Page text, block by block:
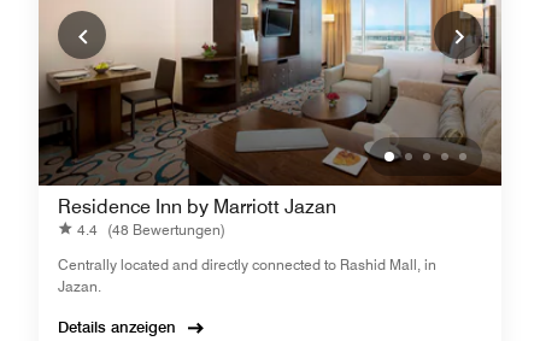
Residence Inn by Marriott Jazan
4.4 (48 Bewertungen)
Centrally located and directly connected to Rashid Mall, in
Jazan.
Details anzeigen